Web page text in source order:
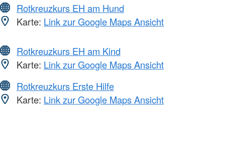
Rotkreuzkurs EH am Hund
Karte: Link zur Google Maps Ansicht
Rotkreuzkurs EH am Kind
Karte: Link zur Google Maps Ansicht
Rotkreuzkurs Erste Hilfe
Karte: Link zur Google Maps Ansicht